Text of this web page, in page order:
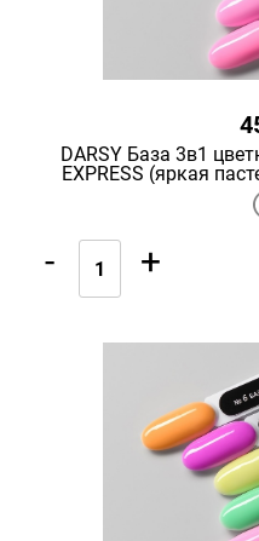
DARSY База 3в1
EXPRESS (яркая
- +